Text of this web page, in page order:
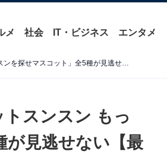
メ 社会 IT・ビジネス エンタメ
2026年6月発売！ 待望の第2弾「パペットスンスン もっと！スンスンを探せマスコット」全5種が見逃せない【最新ガチャ情報】
スンスン もっ
が見逃せない【最